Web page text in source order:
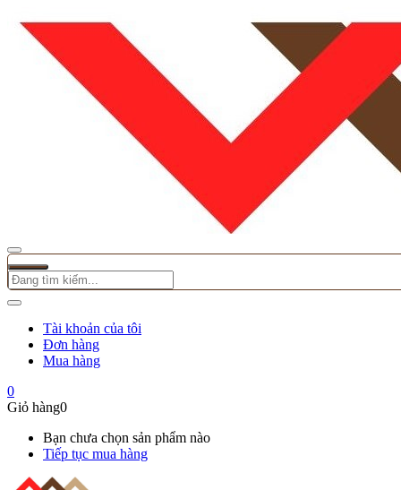
Tài khoản của tôi
Đơn hàng
Mua hàng
0
Giỏ hàng0
Bạn chưa chọn sản phẩm nào
Tiếp tục mua hàng